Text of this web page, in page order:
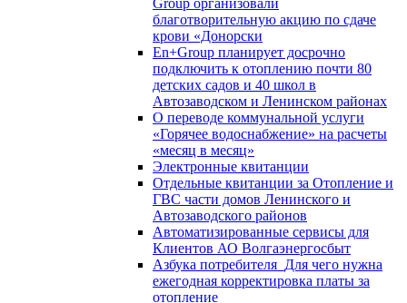
Group организовали
благотворительную акцию по сдаче
крови «Донорски
En+Group планирует досрочно
подключить к отоплению почти 80
детских садов и 40 школ в
Автозаводском и Ленинском районах
О переводе коммунальной услуги
«Горячее водоснабжение» на расчеты
«месяц в месяц»
Электронные квитанции
Отдельные квитанции за Отопление и
ГВС части домов Ленинского и
Автозаводского районов
Автоматизированные сервисы для
Клиентов АО Волгаэнергосбыт
Азбука потребителя_Для чего нужна
ежегодная корректировка платы за
отопление